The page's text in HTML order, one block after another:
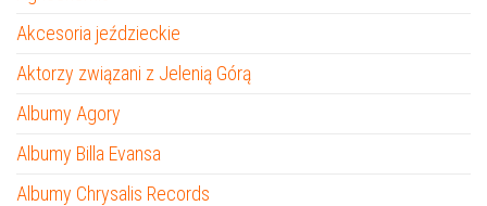
Akcesoria jeździeckie
Aktorzy związani z Jelenią Górą
Albumy Agory
Albumy Billa Evansa
Albumy Chrysalis Records